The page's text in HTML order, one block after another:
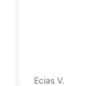
Ecias V.